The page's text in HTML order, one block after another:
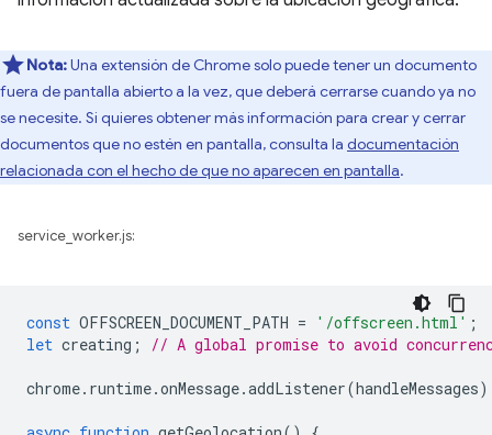
Nota:Una extensión de Chrome solo puede tener un documento
fuera de pantalla abierto a la vez, que deberá cerrarse cuando ya no
se necesite. Si quieres obtener más información para crear y cerrar
documentos que no estén en pantalla, consulta la documentación
relacionada con el hecho de que no aparecen en pantalla.
service_worker.js:
const OFFSCREEN_DOCUMENT_PATH = '/offscreen.html' ;
let creating ; // A global promise to avoid
chrome. runtime.onMessage.addListener(handleMessages